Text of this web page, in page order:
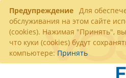
Предупреждение Для
обслуживания на этом сайте
(cookies). Нажимая "Принять",
что куки (cookies) будут
компьютере: Принять